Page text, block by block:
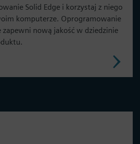
Solid Edge i korzystaj z niego
komputerze. Oprogramowanie
zapewni nową jakość w dziedzinie